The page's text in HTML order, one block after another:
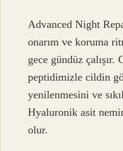
Advanced Night
onarım ve koruma
gece gündüz çalışır.
peptidimizle cildin
yenilenmesini ve
Hyaluronik asit
olur.